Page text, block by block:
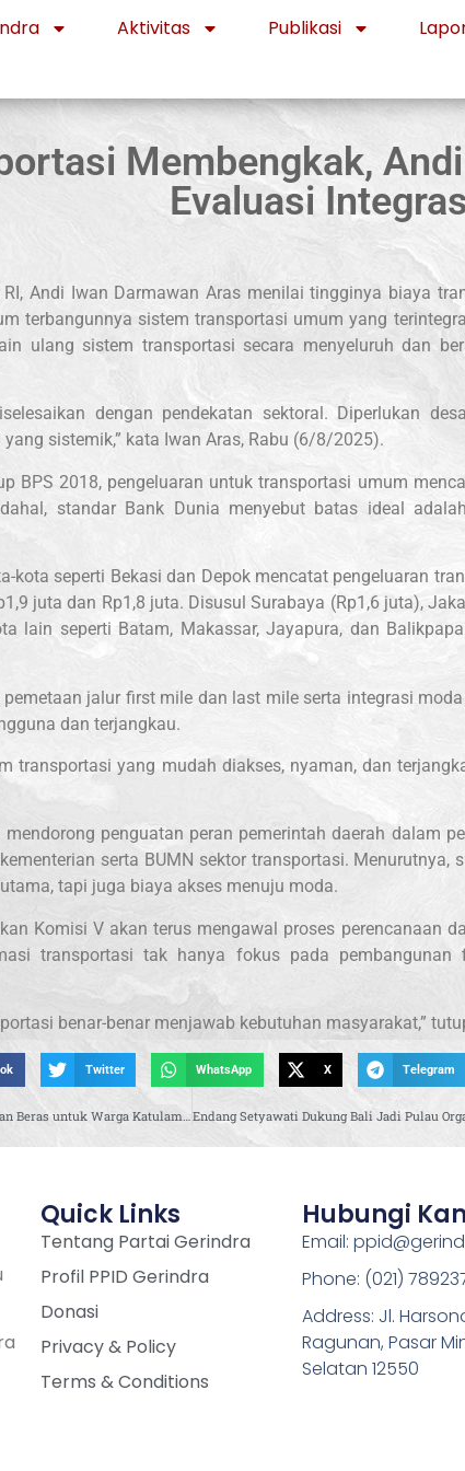
Aktivitas Publikasi
Membengkak,
Evaluasi
Andi Iwan Darmawan Aras menilai tingginya biaya
terbangunnya sistem transportasi umum yang
ulang sistem transportasi secara menyeluruh dan
dengan pendekatan sektoral. Diperlukan
sistemik,” kata Iwan Aras, Rabu (6/8/2025).
BPS 2018, pengeluaran untuk transportasi umum
standar Bank Dunia menyebut batas ideal
kota seperti Bekasi dan Depok mencatat pengeluaran
juta dan Rp1,8 juta. Disusul Surabaya (Rp1,6 juta),
lain seperti Batam, Makassar, Jayapura, dan
jalur first mile dan last mile serta integrasi
dan terjangkau.
transportasi yang mudah diakses, nyaman, dan
penguatan peran pemerintah daerah dalam
serta BUMN sektor transportasi. Menurutnya,
tapi juga biaya akses menuju moda.
Komisi V akan terus mengawal proses perencanaan
transportasi tak hanya fokus pada pembangunan
benar-benar menjawab kebutuhan masyarakat,”
Twitter WhatsApp X Telegram
Endang Setyawati Salurkan Bantuan Beras untuk Warga Katulampa Bogor
Quick Links
Tentang Partai Gerindra
Profil PPID Gerindra
Donasi
Privacy & Policy
Terms & Conditions
Hubungi
Email:
Phone: (021)
Address: Jl.
Ragunan, Pasar
Selatan 12550